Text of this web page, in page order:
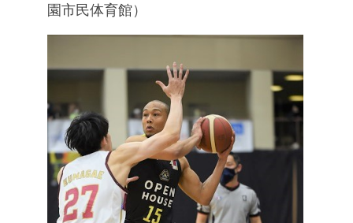
園市民体育館）